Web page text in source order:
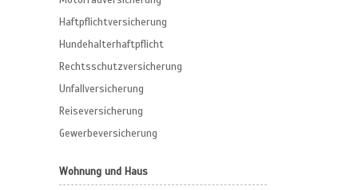
Haftpflichtversicherung
Hundehalterhaftpflicht
Rechtsschutzversicherung
Unfallversicherung
Reiseversicherung
Gewerbeversicherung
Wohnung und Haus